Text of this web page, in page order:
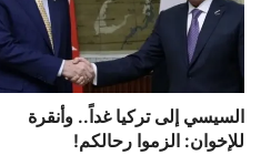
السيسي إلى تركيا غداً.. وأنقرة
للإخوان: الزموا رحالكم!